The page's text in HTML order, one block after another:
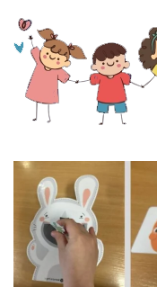
Skip to main content